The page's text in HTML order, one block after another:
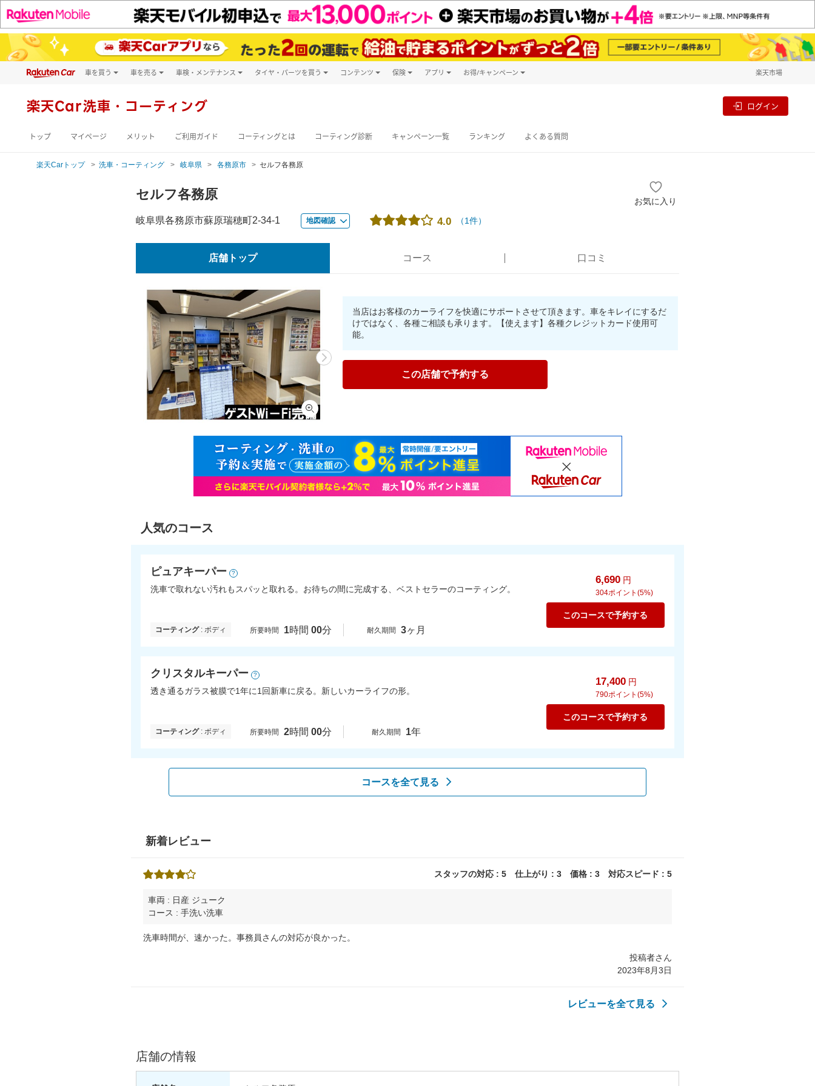
車を買う
新車
車を売る 車検・メンテナンス
キズ修理予約
洗車・コーティング予約
タイヤ・パーツを買う コンテンツ 保険 アプリ お得/キャンペーン 楽天市場
楽天Car洗車・コーティング ログイン
トップ マイページ メリット ご利用ガイド コーティングとは コーティング診断 キャンペーン一覧 ランキング よくある質問
楽天Carトップ 洗車・コーティング 岐阜県 各務原市 セルフ各務原
セルフ各務原 お気に入り
岐阜県各務原市蘇原瑞穂町2-34-1 地図確認 4.0 （1件）
店舗トップ コース 口コミ
当店はお客様のカーライフを快適にサポートさせて頂きます。車をキレイにするだ
けではなく、各種ご相談も承ります。【使えます】各種クレジットカード使用可
能。
この店舗で予約する
人気のコース
ピュアキーパー ?
洗車で取れない汚れもスパッと取れる。お待ちの間に完成する、ベストセラーのコーティング。
コーティング: ボディ 所要時間 1時間00分 耐久期間 3ヶ月
6,690 円
304ポイント(5%)
このコースで予約する
クリスタルキーパー ?
透き通るガラス被膜で1年に1回新車に戻る。新しいカーライフの形。
コーティング: ボディ 所要時間 2時間00分 耐久期間 1年
17,400 円
790ポイント(5%)
このコースで予約する
コースを全て見る
新着レビュー
スタッフの対応 : 5 仕上がり : 3 価格 : 3 対応スピード : 5
車両 : 日産 ジューク
コース : 手洗い洗車
洗車時間が、速かった。事務員さんの対応が良かった。
投稿者さん
2023年8月3日
レビューを全て見る
店舗の情報